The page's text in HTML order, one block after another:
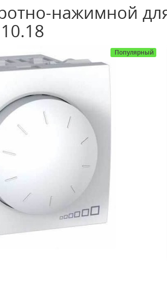
нажимной
Популярный